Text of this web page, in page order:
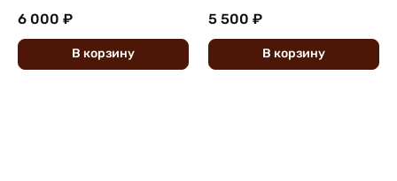
6 000 ₽
В корзину
5 500 ₽
В корзину